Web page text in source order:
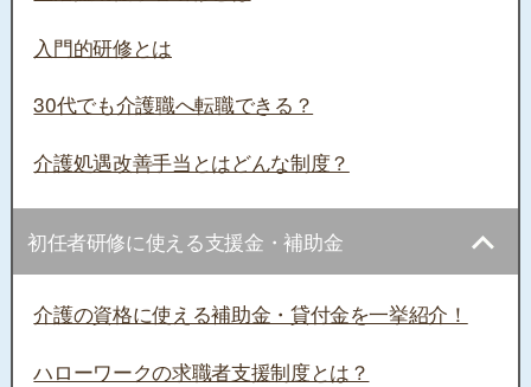
入門的研修とは
30代でも介護職へ転職できる？
介護処遇改善手当とはどんな制度？
初任者研修に使える支援金・補助金
介護の資格に使える補助金・貸付金を一挙紹介！
ハローワークの求職者支援制度とは？